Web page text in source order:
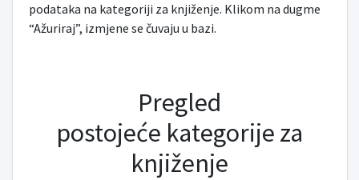
podataka na kategoriji za knjiženje. Klikom na dugme
“Ažuriraj”, izmjene se čuvaju u bazi.
Pregled
postojeće kategorije za
knjiženje